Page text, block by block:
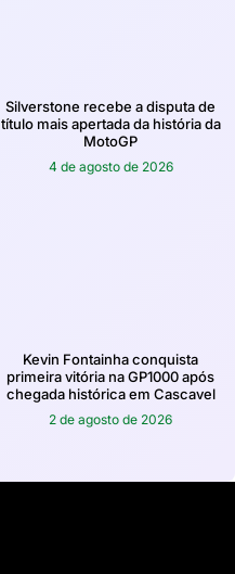
Silverstone recebe a disputa de
título mais apertada da história da
MotoGP
4 de agosto de 2026
Kevin Fontainha conquista
primeira vitória na GP1000 após
chegada histórica em Cascavel
2 de agosto de 2026